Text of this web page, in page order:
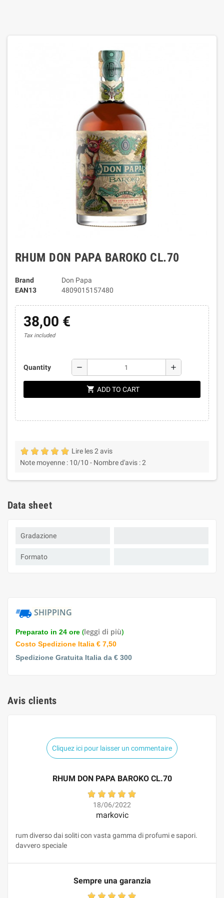
RHUM DON PAPA BAROKO CL.70
Brand
Don Papa
EAN13
4809015157480
38,00 €
Tax included
Quantity remove add
shopping_cart ADD TO CART
Lire les 2 avis
Note moyenne : 10/10 - Nombre d'avis :2
Data sheet
Gradazione
Formato
SHIPPING
Preparato in 24 ore (leggi di più)
Costo Spedizione Italia € 7,50
Spedizione Gratuita Italia da € 300
Avis clients
Cliquez ici pour laisser un commentaire
RHUM DON PAPA BAROKO CL.70
18/06/2022
markovic
rum diverso dai soliti con vasta gamma di profumi e sapori.
davvero speciale
Sempre una garanzia